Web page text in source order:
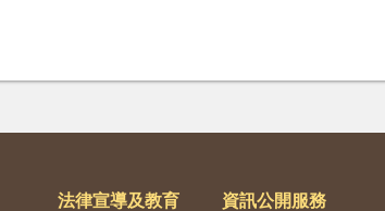
法律宣導及教育 資訊公開服務